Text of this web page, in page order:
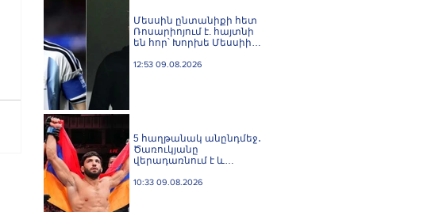
Մեսսին ընտանիքի հետ
Ռոսարիոյում է. հայտնի
են հոր՝ Խորխե Մեսսիի
մանրամասները
12:53 09.08.2026
5 հաղթանակ անընդմեջ․
Ծառուկյանը
վերադառնում է և
UFC 331-ում
10:33 09.08.2026